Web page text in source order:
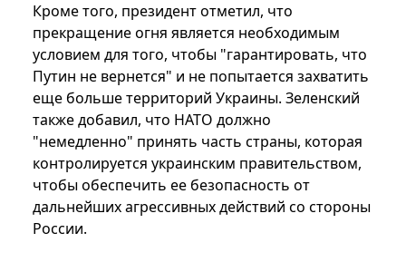
Кроме того, президент отметил, что
прекращение огня является необходимым
условием для того, чтобы "гарантировать, что
Путин не вернется" и не попытается захватить
еще больше территорий Украины. Зеленский
также добавил, что НАТО должно
"немедленно" принять часть страны, которая
контролируется украинским правительством,
чтобы обеспечить ее безопасность от
дальнейших агрессивных действий со стороны
России.